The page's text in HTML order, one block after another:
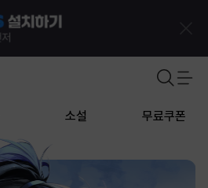
소설 무료쿠폰